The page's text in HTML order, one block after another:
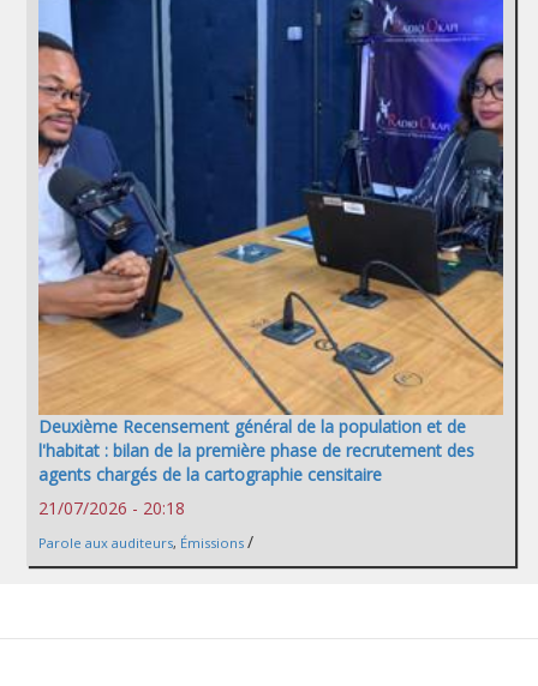
Deuxième Recensement général de la population et de
l'habitat : bilan de la première phase de recrutement des
agents chargés de la cartographie censitaire
21/07/2026 - 20:18
Parole aux auditeurs, Émissions /